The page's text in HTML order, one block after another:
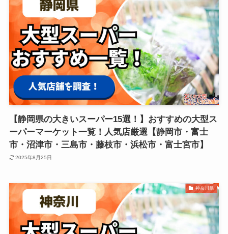
【静岡県の大きいスーパー15選！】おすすめの大型ス
ーパーマーケット一覧！人気店厳選【静岡市・富士
市・沼津市・三島市・藤枝市・浜松市・富士宮市】
2025年8月25日
神奈川県